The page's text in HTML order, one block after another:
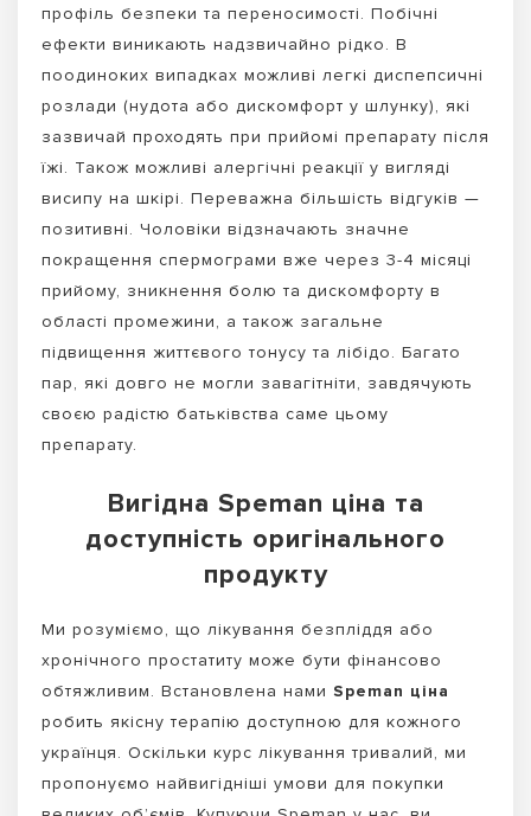
профіль безпеки та переносимості. Побічні
ефекти виникають надзвичайно рідко. В
поодиноких випадках можливі легкі диспепсичні
розлади (нудота або дискомфорт у шлунку), які
зазвичай проходять при прийомі препарату після
їжі. Також можливі алергічні реакції у вигляді
висипу на шкірі. Переважна більшість відгуків —
позитивні. Чоловіки відзначають значне
покращення спермограми вже через 3-4 місяці
прийому, зникнення болю та дискомфорту в
області промежини, а також загальне
підвищення життєвого тонусу та лібідо. Багато
пар, які довго не могли завагітніти, завдячують
своєю радістю батьківства саме цьому
препарату.
Вигідна Speman ціна та
доступність оригінального
продукту
Ми розуміємо, що лікування безпліддя або
хронічного простатиту може бути фінансово
обтяжливим. Встановлена нами Speman ціна
робить якісну терапію доступною для кожного
українця. Оскільки курс лікування тривалий, ми
пропонуємо найвигідніші умови для покупки